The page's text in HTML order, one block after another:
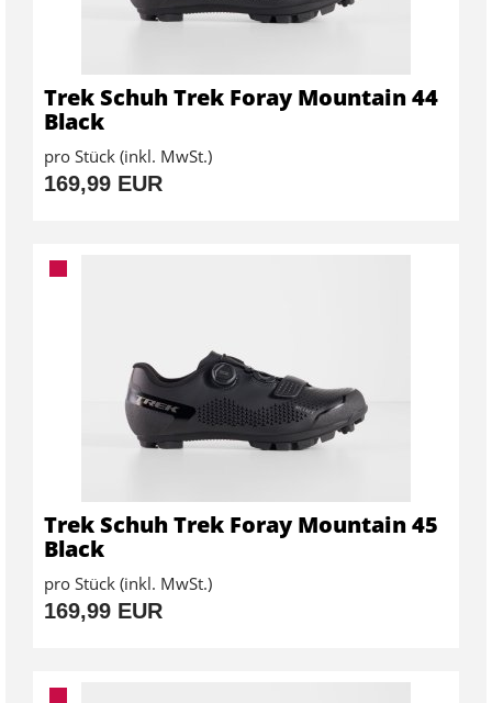
Trek Schuh Trek Foray Mountain 44
Black
pro Stück (inkl. MwSt.)
169,99 EUR
Trek Schuh Trek Foray Mountain 45
Black
pro Stück (inkl. MwSt.)
169,99 EUR